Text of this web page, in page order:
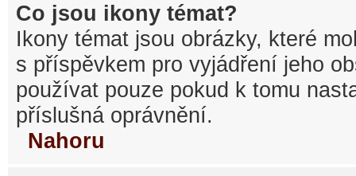
Co jsou ikony témat?
Ikony témat jsou obrázky, které
s příspěvkem pro vyjádření jeho
používat pouze pokud k tomu
příslušná oprávnění.
Nahoru